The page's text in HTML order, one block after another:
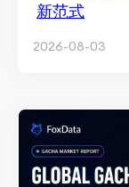
新范式
2026-08-03